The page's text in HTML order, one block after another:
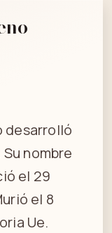
desarrolló
nombre
el 29
el 8
Ue.